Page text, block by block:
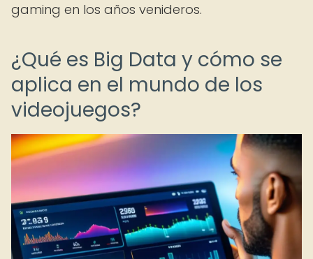
gaming en los años venideros.
¿Qué es Big Data y cómo se
aplica en el mundo de los
videojuegos?